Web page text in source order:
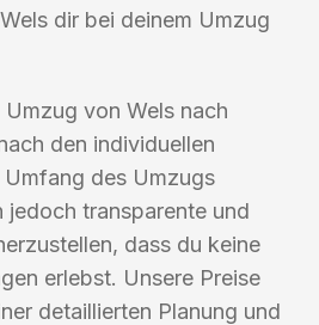
dir bei deinem Umzug
von Wels nach
den individuellen
des Umzugs
jedoch transparente und
dass du keine
erlebst. Unsere Preise
detaillierten Planung und